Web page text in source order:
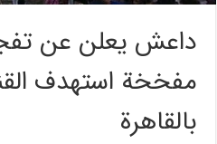
داعش يعلن عن
مفخخة استهدف
بالقاهرة